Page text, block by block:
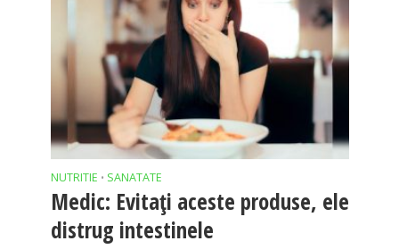
NUTRITIE • SANATATE
Medic: Evitați aceste produse, ele
distrug intestinele